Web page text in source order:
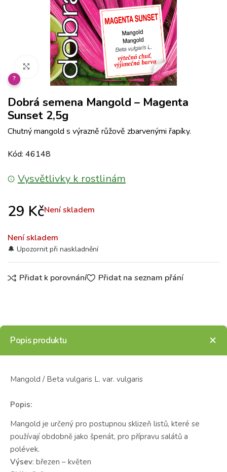
Klikněte pro zvětšení
?
Dobrá semena Mangold – Magenta
Sunset 2,5g
Chutný mangold s výrazně růžově zbarvenými řapíky.
Kód: 46148
Vysvětlivky k rostlinám
29 KčNení skladem
Není skladem
Přidat k porovnání Přidat na seznam přání
Popis produktu
Mangold / Beta vulgaris L. var. vulgaris
Popis:
Mangold je určený pro postupnou sklizeň listů, které se
používají obdobně jako špenát, pro přípravu salátů a
polévek.
Výsev: březen – květen